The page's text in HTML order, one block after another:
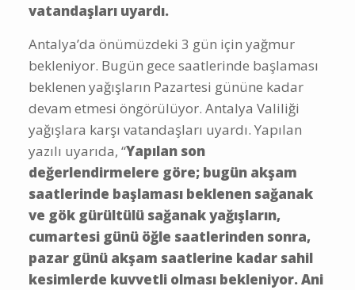
vatandaşları uyardı.
Antalya’da önümüzdeki 3 gün için yağmur
bekleniyor. Bugün gece saatlerinde başlaması
beklenen yağışların Pazartesi gününe kadar
devam etmesi öngörülüyor. Antalya Valiliği
yağışlara karşı vatandaşları uyardı. Yapılan
yazılı uyarıda, “Yapılan son
değerlendirmelere göre; bugün akşam
saatlerinde başlaması beklenen sağanak
ve gök gürültülü sağanak yağışların,
cumartesi günü öğle saatlerinden sonra,
pazar günü akşam saatlerine kadar sahil
kesimlerde kuvvetli olması bekleniyor. Ani